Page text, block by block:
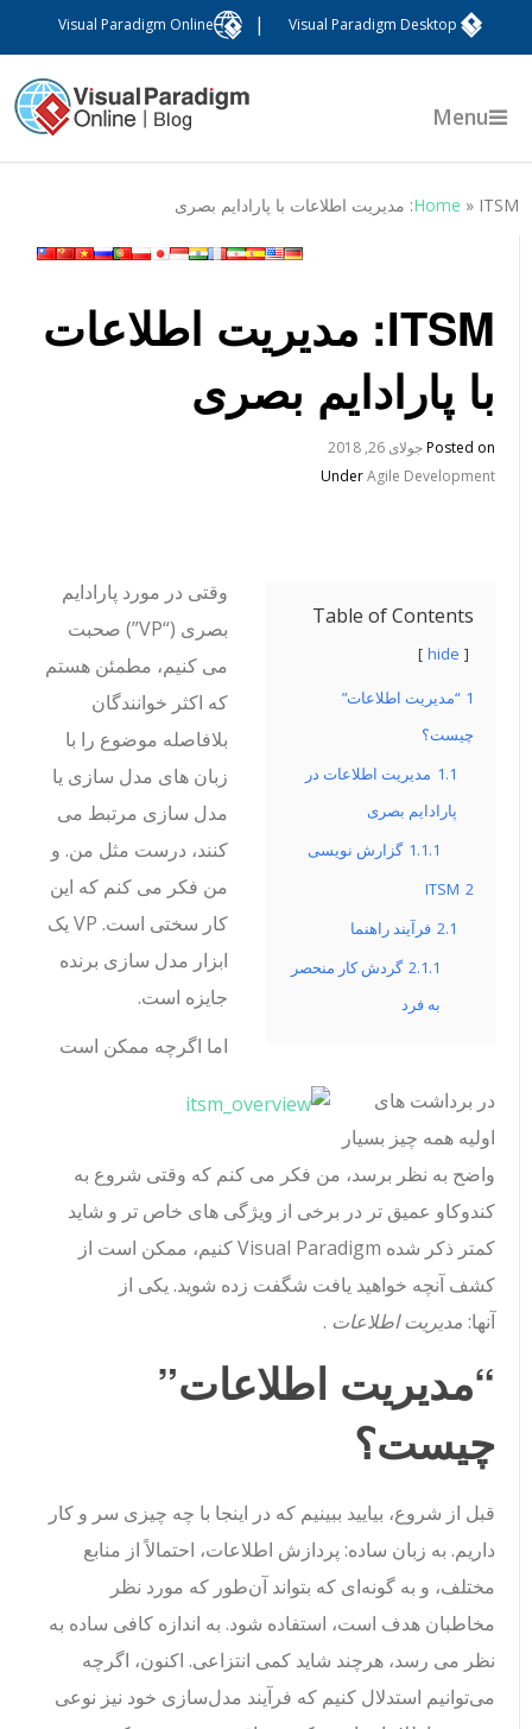
Visual Paradigm Desktop
Visual Paradigm Online
Menu
Home »ITSM: مدیریت اطلاعات با پارادایم بصری
ITSM: مدیریت اطلاعات
با پارادایم بصری
Posted onجولای 26, 2018
UnderAgile Development
Table of Contents
hide
“مدیریت اطلاعات”
چیست؟
1.1 مدیریت اطلاعات در
پارادایم بصری
1.1.1 گزارش نویسی
ITSM
2.1 فرآیند راهنما
2.1.1 گردش کار منحصر
به فرد
وقتی در مورد پارادایم
بصری (“VP”) صحبت
می کنیم، مطمئن هستم
که اکثر خوانندگان
بلافاصله موضوع را با
زبان های مدل سازی یا
مدل سازی مرتبط می
کنند، درست مثل من. و
من فکر می کنم که این
کار سختی است. VP یک
ابزار مدل سازی برنده
جایزه است.
اما اگرچه ممکن است
در برداشت های
اولیه همه چیز بسیار
واضح به نظر برسد، من فکر می کنم که وقتی شروع به
کندوکاو عمیق تر در برخی از ویژگی های خاص تر و شاید
کمتر ذکر شده Visual Paradigm کنیم، ممکن است از
کشف آنچه خواهید یافت شگفت زده شوید. یکی از
آنها:مدیریت اطلاعات.
“مدیریت اطلاعات”
چیست؟
قبل از شروع، بیایید ببینیم که در اینجا با چه چیزی سر و کار
داریم. به زبان ساده: پردازش اطلاعات، احتمالاً از منابع
مختلف، و به گونه‌ای که بتواند آن‌طور که مورد نظر
مخاطبان هدف است، استفاده شود. به اندازه کافی ساده به
نظر می رسد، هرچند شاید کمی انتزاعی. اکنون، اگرچه
می‌توانیم استدلال کنیم که فرآیند مدل‌سازی خود نیز نوعی